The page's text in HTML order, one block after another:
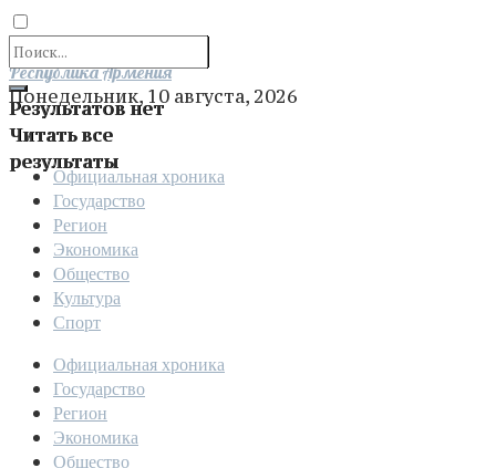
Результатов нет
Читать все
результаты
Отправить
Республика Армения
Понедельник, 10 августа, 2026
Официальная хроника
Государство
Регион
Экономика
Общество
Культура
Спорт
Официальная хроника
Государство
Регион
Экономика
Общество